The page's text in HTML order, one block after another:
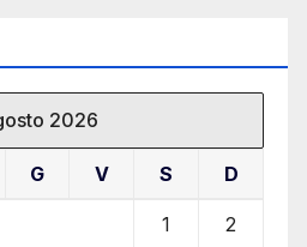
2026
G V S D
1 2